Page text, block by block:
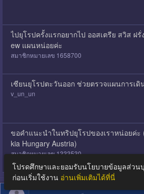
ไปยุโรปครั้งแรกอยากไป ออสเตรีย สวิส ฝ
ew แผนหน่อยค่ะ
สมาชิกหมายเลข 1658700
เซียนยุโรปตะวันออก ช่วยตรวจแผนการเ
v_un_un
ขอคำแนะนำในทริปยุโรปของเราหน่อยค่ะ
kia Hungary Austria)
สมาชิกหมายเลข 1333530
โปรดศึกษาและยอมรับนโยบายข้อมูลส่วน
ก่อนเริ่มใช้งาน อ่านเพิ่มเติมได้ที่นี่